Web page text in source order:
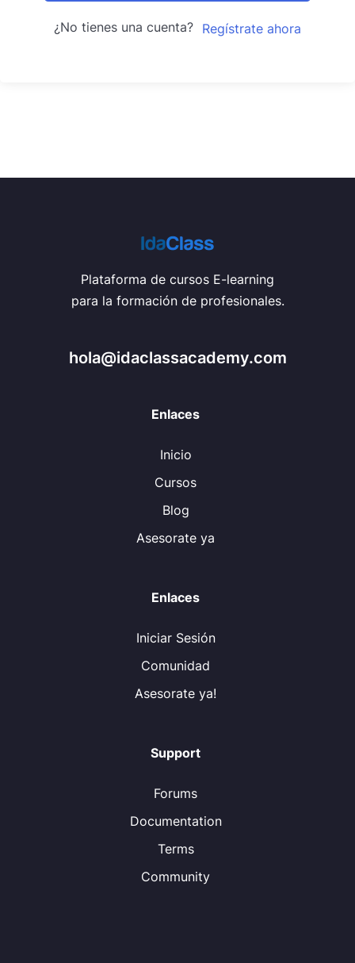
¿No tienes una cuenta? Regístrate ahora
Plataforma de cursos E-learning
para la formación de profesionales.
hola@idaclassacademy.com
Enlaces
Inicio
Cursos
Blog
Asesorate ya
Enlaces
Iniciar Sesión
Comunidad
Asesorate ya!
Support
Forums
Documentation
Terms
Community